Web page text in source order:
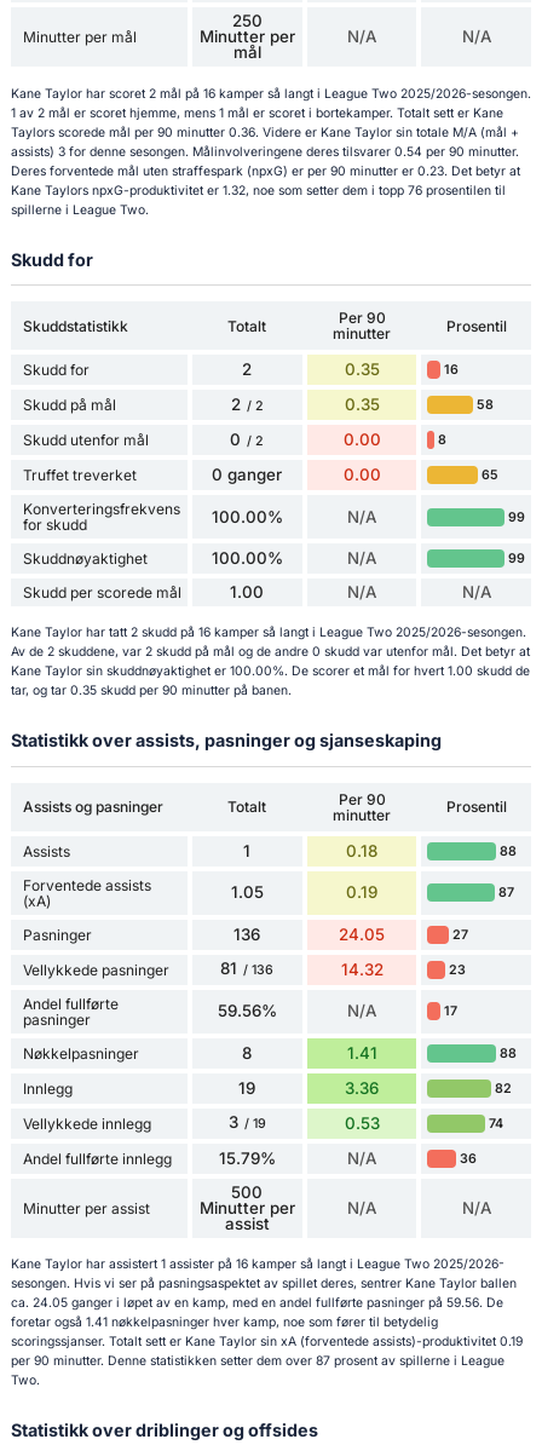
Minutter per mål
250
Minutter per
mål
N/A N/A
Kane Taylor har scoret 2 mål på 16 kamper så langt i League Two 2025/2026-sesongen.
1 av 2 mål er scoret hjemme, mens 1 mål er scoret i bortekamper. Totalt sett er Kane
Taylors scorede mål per 90 minutter 0.36. Videre er Kane Taylor sin totale M/A (mål +
assists) 3 for denne sesongen. Målinvolveringene deres tilsvarer 0.54 per 90 minutter.
Deres forventede mål uten straffespark (npxG) er per 90 minutter er 0.23. Det betyr at
Kane Taylors npxG-produktivitet er 1.32, noe som setter dem i topp 76 prosentilen til
spillerne i League Two.
Skudd for
Skuddstatistikk Totalt
Per 90
minutter
Prosentil
Skudd for 2 0.35 16
Skudd på mål 2 / 2 0.35 58
Skudd utenfor mål 0 / 2 0.00 8
Truffet treverket 0 ganger 0.00 65
Konverteringsfrekvens
for skudd
100.00% N/A 99
Skuddnøyaktighet 100.00% N/A 99
Skudd per scorede mål 1.00 N/A N/A
Kane Taylor har tatt 2 skudd på 16 kamper så langt i League Two 2025/2026-sesongen.
Av de 2 skuddene, var 2 skudd på mål og de andre 0 skudd var utenfor mål. Det betyr at
Kane Taylor sin skuddnøyaktighet er 100.00%. De scorer et mål for hvert 1.00 skudd de
tar, og tar 0.35 skudd per 90 minutter på banen.
Statistikk over assists, pasninger og sjanseskaping
Assists og pasninger Totalt
Per 90
minutter
Prosentil
Assists 1 0.18 88
Forventede assists
(xA)
1.05 0.19 87
Pasninger 136 24.05 27
Vellykkede pasninger 81 / 136 14.32 23
Andel fullførte
pasninger
59.56% N/A 17
Nøkkelpasninger 8 1.41 88
Innlegg 19 3.36 82
Vellykkede innlegg 3 / 19 0.53 74
Andel fullførte innlegg 15.79% N/A 36
Minutter per assist
500
Minutter per
assist
N/A N/A
Kane Taylor har assistert 1 assister på 16 kamper så langt i League Two 2025/2026-
sesongen. Hvis vi ser på pasningsaspektet av spillet deres, sentrer Kane Taylor ballen
ca. 24.05 ganger i løpet av en kamp, med en andel fullførte pasninger på 59.56. De
foretar også 1.41 nøkkelpasninger hver kamp, noe som fører til betydelig
scoringssjanser. Totalt sett er Kane Taylor sin xA (forventede assists)-produktivitet 0.19
per 90 minutter. Denne statistikken setter dem over 87 prosent av spillerne i League
Two.
Statistikk over driblinger og offsides